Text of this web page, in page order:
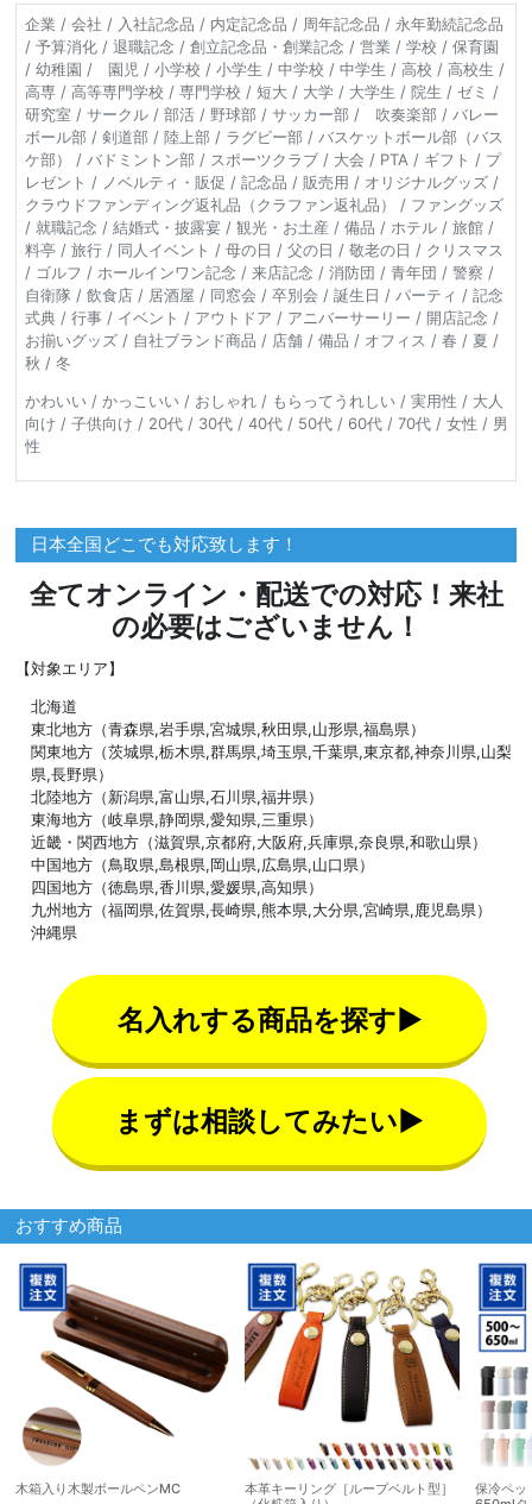
企業 / 会社 / 入社記念品 / 内定記念品 / 周年記念品 / 永年勤続記念品
/ 予算消化 / 退職記念 / 創立記念品・創業記念 / 営業 / 学校 / 保育園
/ 幼稚園 / 園児 / 小学校 / 小学生 / 中学校 / 中学生 / 高校 / 高校生 /
高専 / 高等専門学校 / 専門学校 / 短大 / 大学 / 大学生 / 院生 / ゼミ /
研究室 / サークル / 部活 / 野球部 / サッカー部 / 吹奏楽部 / バレー
ボール部 / 剣道部 / 陸上部 / ラグビー部 / バスケットボール部（バス
ケ部） / バドミントン部 / スポーツクラブ / 大会 / PTA / ギフト / プ
レゼント / ノベルティ・販促 / 記念品 / 販売用 / オリジナルグッズ /
クラウドファンディング返礼品（クラファン返礼品） / ファングッズ
/ 就職記念 / 結婚式・披露宴 / 観光・お土産 / 備品 / ホテル / 旅館 /
料亭 / 旅行 / 同人イベント / 母の日 / 父の日 / 敬老の日 / クリスマス
/ ゴルフ / ホールインワン記念 / 来店記念 / 消防団 / 青年団 / 警察 /
自衛隊 / 飲食店 / 居酒屋 / 同窓会 / 卒別会 / 誕生日 / パーティ / 記念
式典 / 行事 / イベント / アウトドア / アニバーサーリー / 開店記念 /
お揃いグッズ / 自社ブランド商品 / 店舗 / 備品 / オフィス / 春 / 夏 /
秋 / 冬
かわいい / かっこいい / おしゃれ / もらってうれしい / 実用性 / 大人
向け / 子供向け / 20代 / 30代 / 40代 / 50代 / 60代 / 70代 / 女性 / 男
性
日本全国どこでも対応致します！
全てオンライン・配送での対応！来社
の必要はございません！
【対象エリア】
北海道
東北地方（青森県,岩手県,宮城県,秋田県,山形県,福島県）
関東地方（茨城県,栃木県,群馬県,埼玉県,千葉県,東京都,神奈川県,山梨
県,長野県）
北陸地方（新潟県,富山県,石川県,福井県）
東海地方（岐阜県,静岡県,愛知県,三重県）
近畿・関西地方（滋賀県,京都府,大阪府,兵庫県,奈良県,和歌山県）
中国地方（鳥取県,島根県,岡山県,広島県,山口県）
四国地方（徳島県,香川県,愛媛県,高知県）
九州地方（福岡県,佐賀県,長崎県,熊本県,大分県,宮崎県,鹿児島県）
沖縄県
名入れする商品を探す▶
まずは相談してみたい▶
おすすめ商品
木箱入り木製ボールペンMC
本革キーリング［ループベルト型］
保冷ペッ